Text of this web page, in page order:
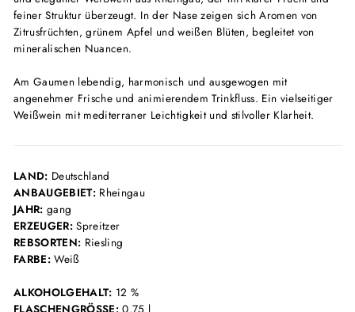
feiner Struktur überzeugt. In der Nase zeigen sich Aromen von
Zitrusfrüchten, grünem Apfel und weißen Blüten, begleitet von
mineralischen Nuancen.
Am Gaumen lebendig, harmonisch und ausgewogen mit
angenehmer Frische und animierendem Trinkfluss. Ein vielseitiger
Weißwein mit mediterraner Leichtigkeit und stilvoller Klarheit.
LAND: Deutschland
ANBAUGEBIET: Rheingau
JAHR: gang
ERZEUGER: Spreitzer
REBSORTEN: Riesling
FARBE: Weiß
ALKOHOLGEHALT: 12 %